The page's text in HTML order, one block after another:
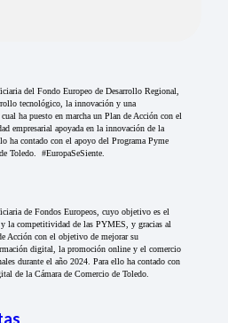
del Fondo Europeo de Desarrollo Regional,
tecnológico, la innovación y una
ha puesto en marcha un Plan de Acción con el
empresarial apoyada en la innovación de la
ha contado con el apoyo del Programa Pyme
Toledo. #EuropaSeSiente.
de Fondos Europeos, cuyo objetivo es el
la competitividad de las PYMES, y gracias al
Acción con el objetivo de mejorar su
digital, la promoción online y el comercio
durante el año 2024. Para ello ha contado con
de la Cámara de Comercio de Toledo.